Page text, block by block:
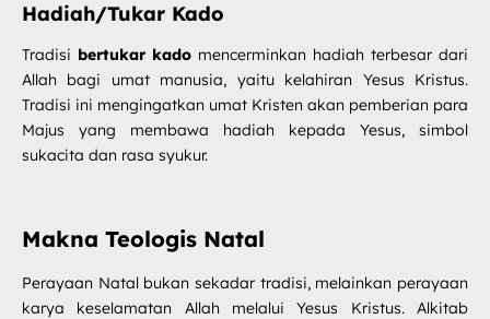
Hadiah/Tukar Kado
Tradisi bertukar kado mencerminkan hadiah terbesar dari
Allah bagi umat manusia, yaitu kelahiran Yesus Kristus.
Tradisi ini mengingatkan umat Kristen akan pemberian para
Majus yang membawa hadiah kepada Yesus, simbol
sukacita dan rasa syukur.
Makna Teologis Natal
Perayaan Natal bukan sekadar tradisi, melainkan perayaan
karya keselamatan Allah melalui Yesus Kristus. Alkitab